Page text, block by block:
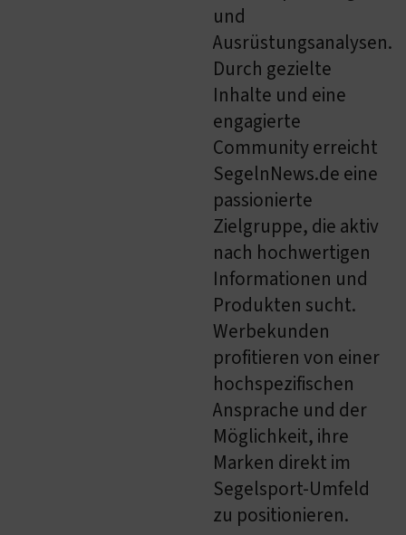
und
Ausrüstungsanalysen.
Durch gezielte
Inhalte und eine
engagierte
Community erreicht
SegelnNews.de eine
passionierte
Zielgruppe, die aktiv
nach hochwertigen
Informationen und
Produkten sucht.
Werbekunden
profitieren von einer
hochspezifischen
Ansprache und der
Möglichkeit, ihre
Marken direkt im
Segelsport-Umfeld
zu positionieren.